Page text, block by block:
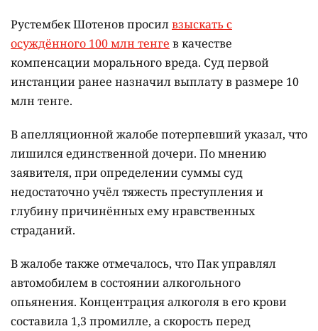
Рустембек Шотенов просилвзыскать с
осуждённого 100 млн тенге в качестве
компенсации морального вреда. Суд первой
инстанции ранее назначил выплату в размере 10
млн тенге.
В апелляционной жалобе потерпевший указал, что
лишился единственной дочери. По мнению
заявителя, при определении суммы суд
недостаточно учёл тяжесть преступления и
глубину причинённых ему нравственных
страданий.
В жалобе также отмечалось, что Пак управлял
автомобилем в состоянии алкогольного
опьянения. Концентрация алкоголя в его крови
составила 1,3 промилле, а скорость перед